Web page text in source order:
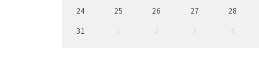
24
25 26 27 28
31